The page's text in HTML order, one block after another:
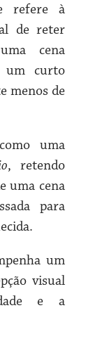
refere à
de reter
cena
um curto
menos de
uma
, retendo
uma cena
para
um
visual
e a